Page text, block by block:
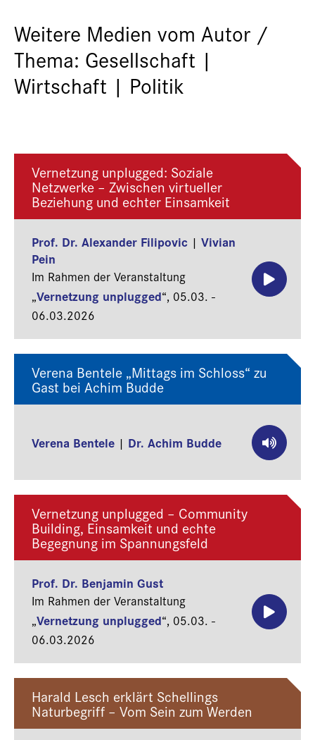
Weitere Medien vom Autor /
Thema: Gesellschaft |
Wirtschaft | Politik
Vernetzung unplugged: Soziale
Netzwerke – Zwischen virtueller
Beziehung und echter Einsamkeit
Prof. Dr. Alexander Filipovic | Vivian
Pein
Im Rahmen der Veranstaltung
„Vernetzung unplugged“, 05.03. -
06.03.2026
Verena Bentele „Mittags im Schloss“ zu
Gast bei Achim Budde
Verena Bentele | Dr. Achim Budde
Vernetzung unplugged – Community
Building, Einsamkeit und echte
Begegnung im Spannungsfeld
Prof. Dr. Benjamin Gust
Im Rahmen der Veranstaltung
„Vernetzung unplugged“, 05.03. -
06.03.2026
Harald Lesch erklärt Schellings
Naturbegriff – Vom Sein zum Werden